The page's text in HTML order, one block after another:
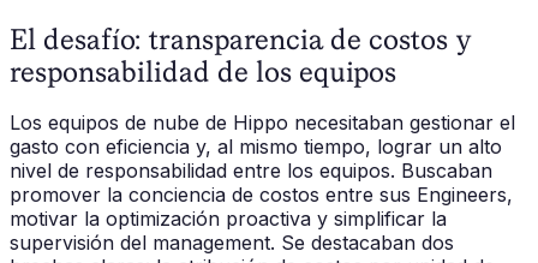
El desafío: transparencia de costos y
responsabilidad de los equipos
Los equipos de nube de Hippo necesitaban gestionar el
gasto con eficiencia y, al mismo tiempo, lograr un alto
nivel de responsabilidad entre los equipos. Buscaban
promover la conciencia de costos entre sus Engineers,
motivar la optimización proactiva y simplificar la
supervisión del management. Se destacaban dos